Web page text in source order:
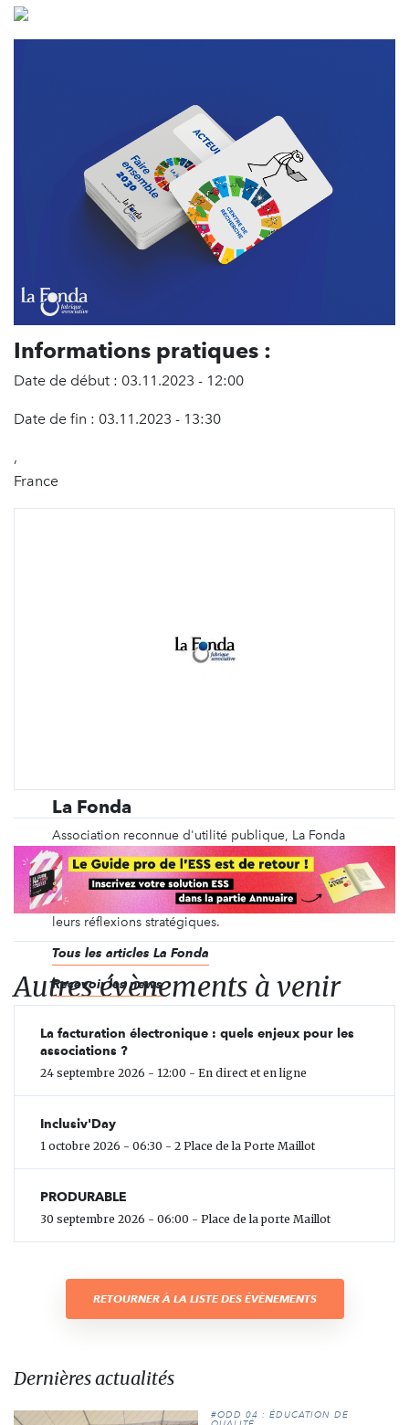
Informations pratiques :
Date de début : 03.11.2023 - 12:00
Date de fin : 03.11.2023 - 13:30
,
France
La Fonda
Association reconnue d'utilité publique, La Fonda
accompagne le développement de la vie
associative depuis 1981. Nous offrons des espaces
d'intelligence collective pour accompagner les
responsables associatifs et leurs partenaires dans
leurs réflexions stratégiques.
Tous les articles La Fonda
Recevoir les news
Autres évènements à venir
La facturation électronique : quels enjeux pour les
associations ?
24 septembre 2026 - 12:00 - En direct et en ligne
Inclusiv'Day
1 octobre 2026 - 06:30 - 2 Place de la Porte Maillot
PRODURABLE
30 septembre 2026 - 06:00 - Place de la porte Maillot
RETOURNER À LA LISTE DES ÉVÈNEMENTS
Dernières actualités
#ODD 04 : ÉDUCATION DE